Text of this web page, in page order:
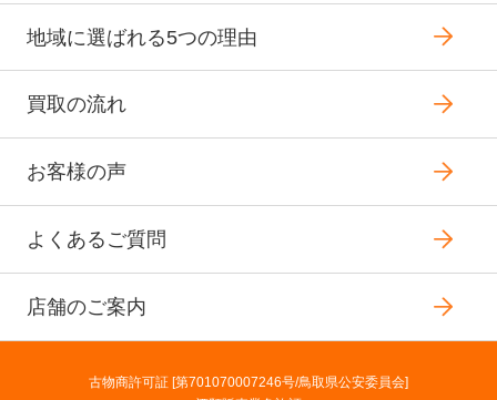
地域に選ばれる5つの理由
買取の流れ
お客様の声
よくあるご質問
店舗のご案内
古物商許可証 [第701070007246号/鳥取県公安委員会]